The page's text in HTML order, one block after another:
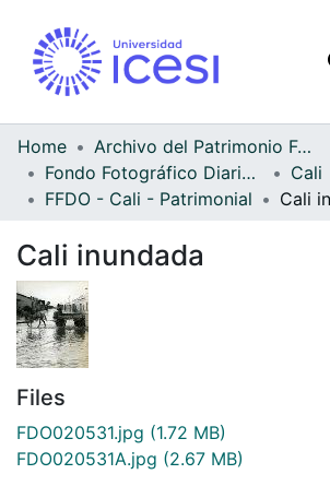
Home
Archivo del Patrimonio Fotográfico y Fílmico del Valle del Cauca
Fondo Fotográfico Diario Occidente
Cali
FFDO - Cali - Patrimonial
Cali
Cali inundada
Files
FDO020531.jpg (1.72 MB)
FDO020531A.jpg (2.67 MB)